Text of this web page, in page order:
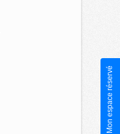
Mon espace réservé